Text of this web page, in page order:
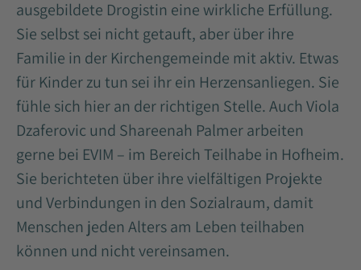
ausgebildete Drogistin eine wirkliche Erfüllung.
Sie selbst sei nicht getauft, aber über ihre
Familie in der Kirchengemeinde mit aktiv. Etwas
für Kinder zu tun sei ihr ein Herzensanliegen. Sie
fühle sich hier an der richtigen Stelle. Auch Viola
Dzaferovic und Shareenah Palmer arbeiten
gerne bei EVIM – im Bereich Teilhabe in Hofheim.
Sie berichteten über ihre vielfältigen Projekte
und Verbindungen in den Sozialraum, damit
Menschen jeden Alters am Leben teilhaben
können und nicht vereinsamen.